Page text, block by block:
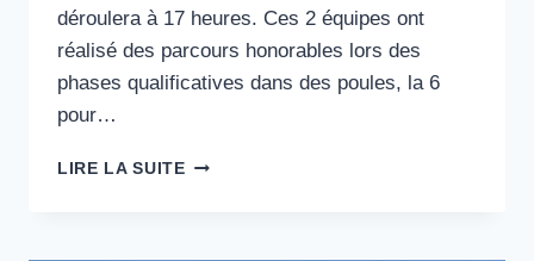
déroulera à 17 heures. Ces 2 équipes ont
réalisé des parcours honorables lors des
phases qualificatives dans des poules, la 6
pour…
LIRE LA SUITETOUS